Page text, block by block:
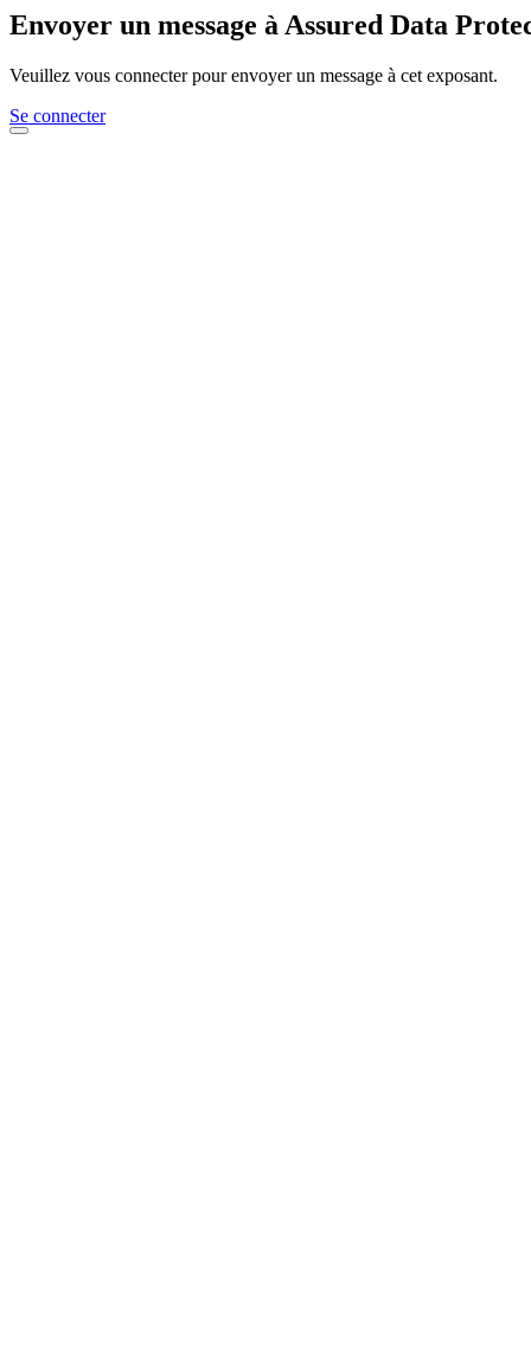
Envoyer un message à Assured Data
Veuillez vous connecter pour envoyer un message à cet exposant.
Se connecter